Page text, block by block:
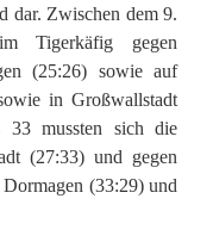
dar. Zwischen dem 9.
Tigerkäfig gegen
(25:26) sowie auf
in Großwallstadt
mussten sich die
(27:33) und gegen
(33:29) und